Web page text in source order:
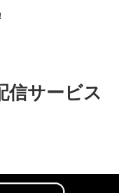
信サービス